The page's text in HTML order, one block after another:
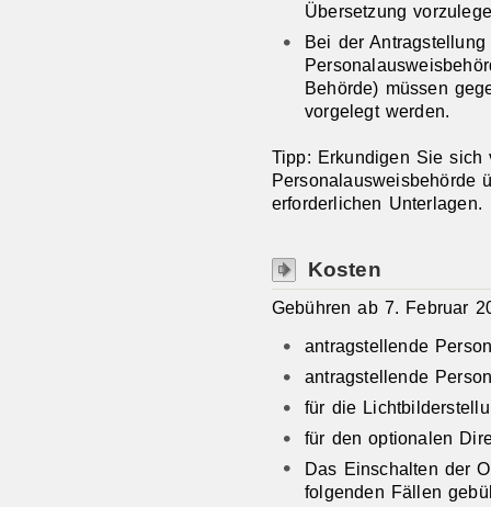
Übersetzung
Bei der
Behörde) müssen
vorgelegt werden.
Tipp: Erkundigen Sie sich
Personalausweisbehörde
erforderlichen Unterlagen.
Kosten
Gebühren ab 7. Februar
antragstellende
antragstellende
für die
für den optionalen
Das Einschalten der
folgenden Fällen